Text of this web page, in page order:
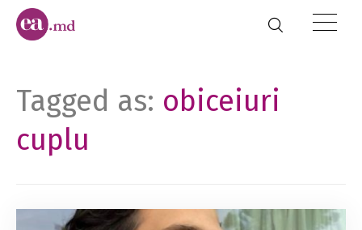
Tagged as: obiceiuri
cuplu